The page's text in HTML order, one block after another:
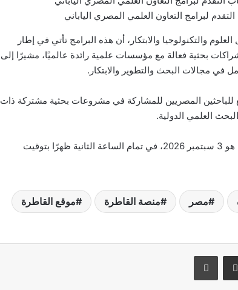
التقدم لبرامج التعاون العلمي المصري الياباني
والتكنولوجيا والابتكار، أن هذه البرامج تأتي في إطار
بحثية فعالة مع مؤسسات علمية رائدة عالميًا، مشيرًا إلى
في مجالات البحث والتطوير والابتكار.
المصريين للمشاركة في مشروعات بحثية مشتركة ذات
العلمي الدولية.
وأشارت الهيئة إلى أن آخر موعد لتلقي طلبات التقدم هو 3 سبتمبر 2026، في تمام الساعة الثانية ظهرًا بتوقيت
مصر منصة القاطرة موقع القاطرة
مشاركة عبر البريد طباعة